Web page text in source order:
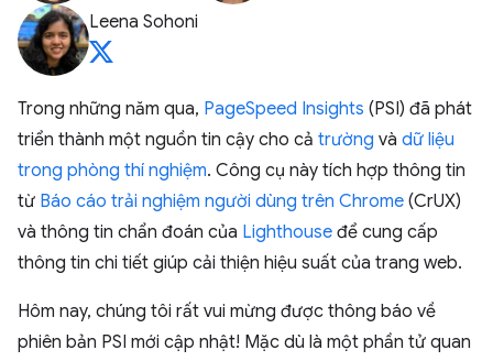
Leena Sohoni
Trong những năm qua, PageSpeed Insights (PSI) đã phát
triển thành một nguồn tin cậy cho cả trường và dữ liệu
trong phòng thí nghiệm. Công cụ này tích hợp thông tin
từ Báo cáo trải nghiệm người dùng trên Chrome (CrUX)
và thông tin chẩn đoán của Lighthouse để cung cấp
thông tin chi tiết giúp cải thiện hiệu suất của trang web.
Hôm nay, chúng tôi rất vui mừng được thông báo về
phiên bản PSI mới cập nhật! Mặc dù là một phần tử quan